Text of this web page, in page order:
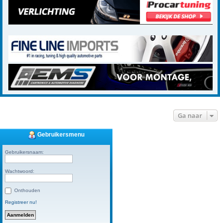
Ga naar
Gebruikersmenu
Gebruikersnaam:
Wachtwoord:
Onthouden
Registreer nu!